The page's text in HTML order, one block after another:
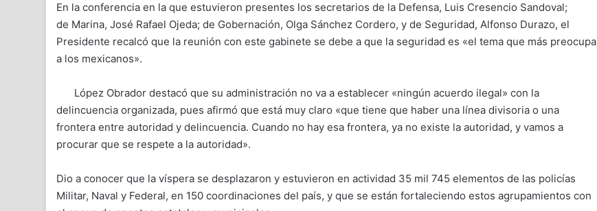
En la conferencia en la que estuvieron presentes los secretarios de la Defensa, Luis Cresencio Sandoval;
de Marina, José Rafael Ojeda; de Gobernación, Olga Sánchez Cordero, y de Seguridad, Alfonso Durazo, el
Presidente recalcó que la reunión con este gabinete se debe a que la seguridad es «el tema que más preocupa
a los mexicanos».
López Obrador destacó que su administración no va a establecer «ningún acuerdo ilegal» con la
delincuencia organizada, pues afirmó que está muy claro «que tiene que haber una línea divisoria o una
frontera entre autoridad y delincuencia. Cuando no hay esa frontera, ya no existe la autoridad, y vamos a
procurar que se respete a la autoridad».
Dio a conocer que la víspera se desplazaron y estuvieron en actividad 35 mil 745 elementos de las policías
Militar, Naval y Federal, en 150 coordinaciones del país, y que se están fortaleciendo estos agrupamientos con